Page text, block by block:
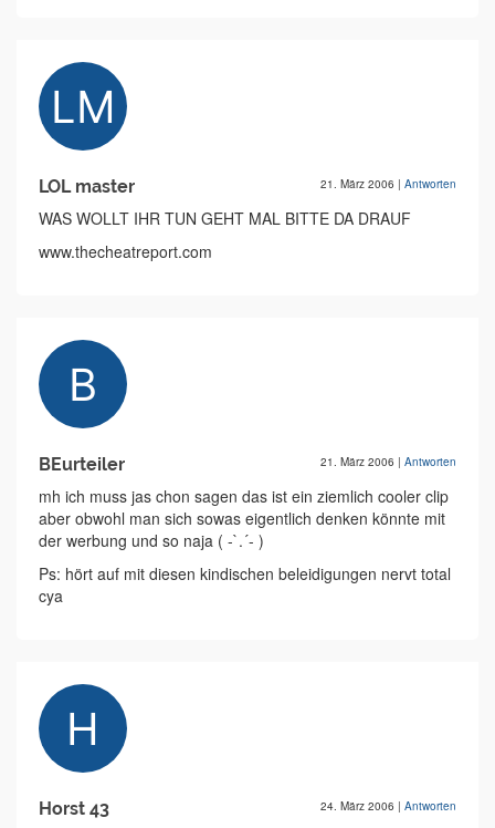
LOL master 21. März 2006 | Antworten
WAS WOLLT IHR TUN GEHT MAL BITTE DA DRAUF
www.thecheatreport.com
BEurteiler 21. März 2006 | Antworten
mh ich muss jas chon sagen das ist ein ziemlich cooler clip
aber obwohl man sich sowas eigentlich denken könnte mit
der werbung und so naja ( -`.´- )
Ps: hört auf mit diesen kindischen beleidigungen nervt total
cya
Horst 43 24. März 2006 | Antworten